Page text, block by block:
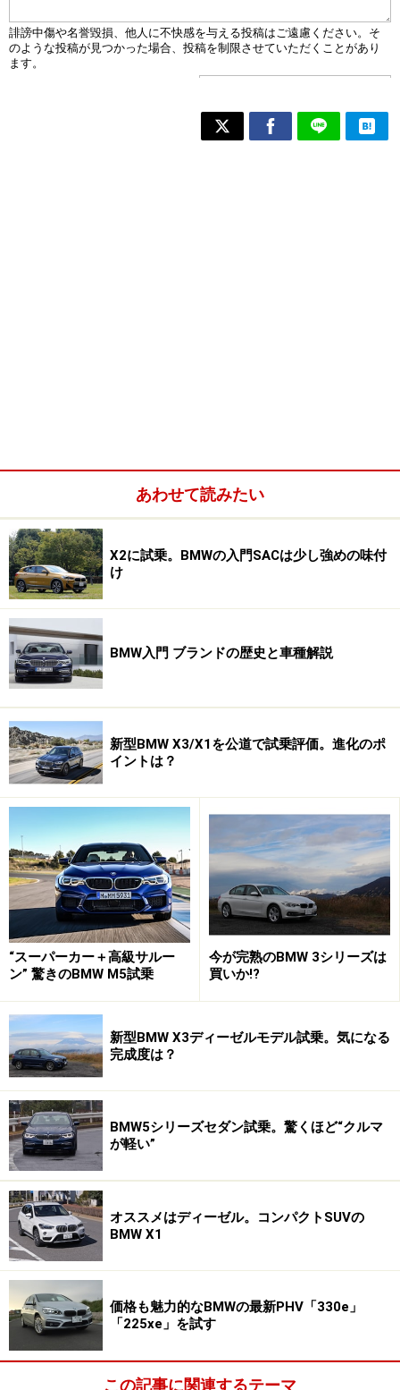
あわせて読みたい
X2に試乗。BMWの入門SACは少し強めの味付
け
BMW入門 ブランドの歴史と車種解説
新型BMW X3/X1を公道で試乗評価。進化のポ
イントは？
“スーパーカー＋高級サルー
ン” 驚きのBMW M5試乗
今が完熟のBMW 3シリーズは
買いか!?
新型BMW X3ディーゼルモデル試乗。気になる
完成度は？
BMW5シリーズセダン試乗。驚くほど“クルマ
が軽い”
オススメはディーゼル。コンパクトSUVの
BMW X1
価格も魅力的なBMWの最新PHV「330e」
「225xe」を試す
この記事に関連するテーマ